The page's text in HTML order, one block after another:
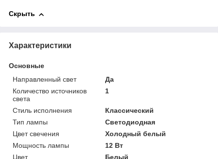
Скрыть
Характеристики
Основные
Направленный свет
Да
Количество источников
света
1
Стиль исполнения
Классический
Тип лампы
Светодиодная
Цвет свечения
Холодный белый
Мощность лампы
12 Вт
Цвет
Белый